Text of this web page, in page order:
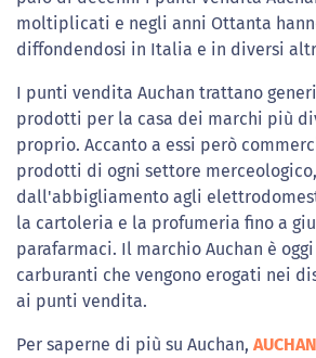
moltiplicati e negli anni Ottanta
diffondendosi in Italia e in diversi
I punti vendita Auchan trattano
prodotti per la casa dei marchi più
proprio. Accanto a essi però
prodotti di ogni settore merceologico,
dall'abbigliamento agli
la cartoleria e la profumeria fino a
parafarmaci. Il marchio Auchan è
carburanti che vengono erogati nei
ai punti vendita.
Per saperne di più su Auchan, AUCHAN